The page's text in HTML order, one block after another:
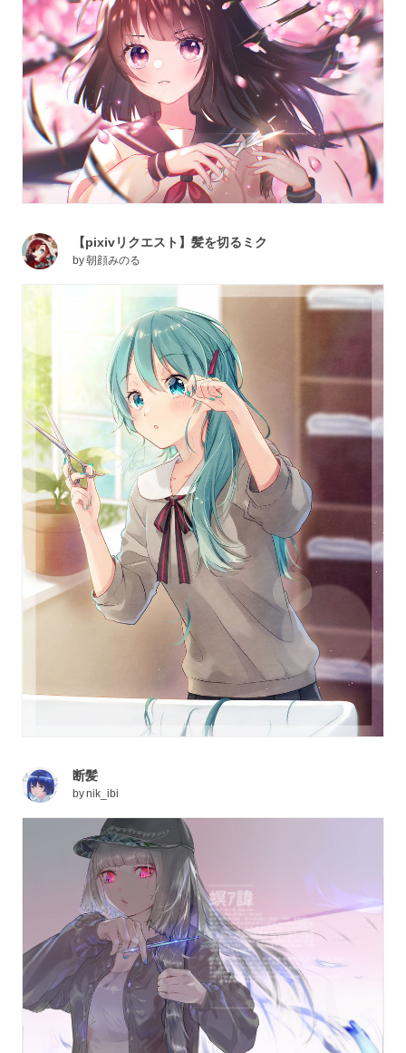
【pixivリクエスト】髪を切るミク
by朝顔みのる
断髪
bynik_ibi